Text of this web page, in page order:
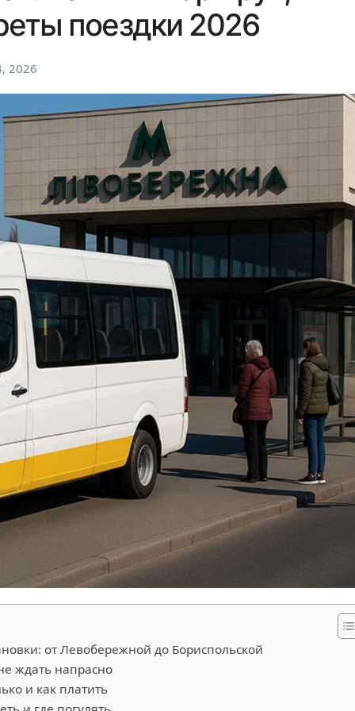
поездки 2026
2026
от Левобережной до Бориспольской
ждать напрасно
и как платить